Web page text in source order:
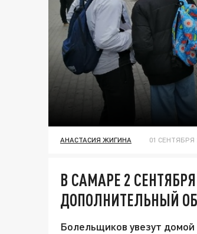
АНАСТАСИЯ ЖИГИНА 01 СЕНТЯБРЯ
В САМАРЕ 2
ДОПОЛНИТЕЛЬНЫЙ
Болельщиков увезут